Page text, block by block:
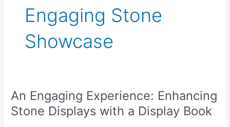
Engaging Stone
Showcase
An Engaging Experience: Enhancing
Stone Displays with a Display Book
An
Engaging
Experience: